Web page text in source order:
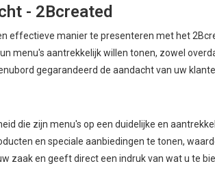
- 2Bcreated
effectieve manier te presenteren met het
menu's aantrekkelijk willen tonen, zowel
gegarandeerd de aandacht van uw
die zijn menu's op een duidelijke en
en speciale aanbiedingen te tonen,
zaak en geeft direct een indruk van wat u te